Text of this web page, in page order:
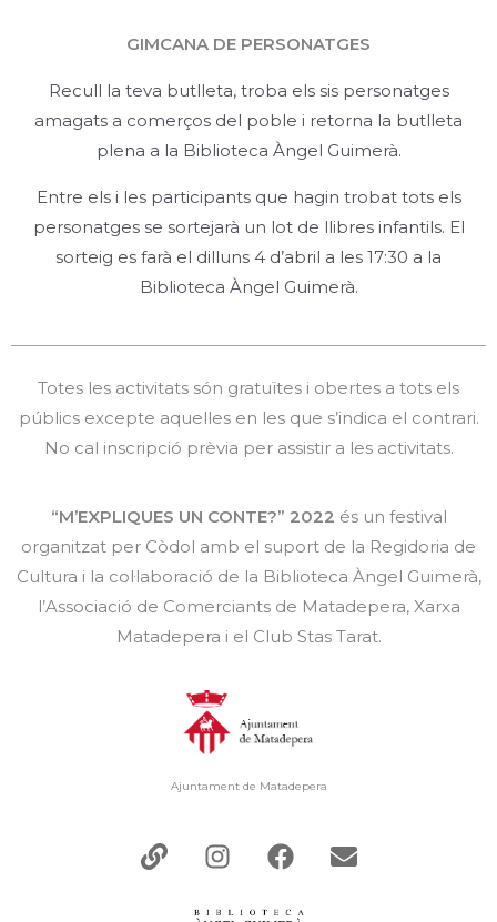
GIMCANA DE PERSONATGES
Recull la teva butlleta, troba els sis personatges
amagats a comerços del poble i retorna la butlleta
plena a la Biblioteca Àngel Guimerà.
Entre els i les participants que hagin trobat tots els
personatges se sortejarà un lot de llibres infantils. El
sorteig es farà el dilluns 4 d’abril a les 17:30 a la
Biblioteca Àngel Guimerà.
Totes les activitats són gratuïtes i obertes a tots els
públics excepte aquelles en les que s’indica el contrari.
No cal inscripció prèvia per assistir a les activitats.
“M’EXPLIQUES UN CONTE?” 2022 és un festival
organitzat per Còdol amb el suport de la Regidoria de
Cultura i la col·laboració de la Biblioteca Àngel Guimerà,
l’Associació de Comerciants de Matadepera, Xarxa
Matadepera i el Club Stas Tarat.
Ajuntament de Matadepera
L
i
I
n
F
a
E
n